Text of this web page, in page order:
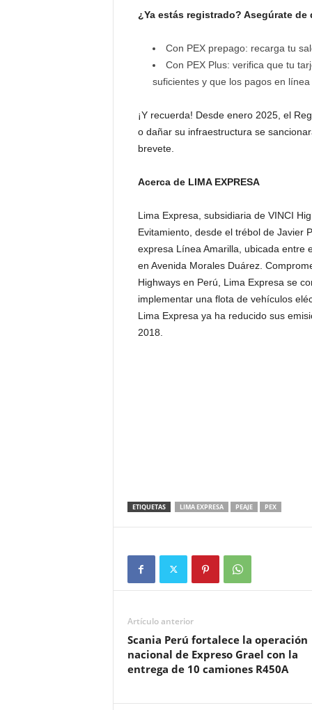
¿Ya estás registrado? Asegúrate
Con PEX prepago: recarga tu
Con PEX Plus: verifica que tu
suficientes y que los pagos en
¡Y recuerda! Desde enero 2025, el
o dañar su infraestructura se
brevete.
Acerca de LIMA EXPRESA
Lima Expresa, subsidiaria de VINCI
Evitamiento, desde el trébol de Javier
expresa Línea Amarilla, ubicada entre
en Avenida Morales Duárez.
Highways en Perú, Lima Expresa se
implementar una flota de vehículos
Lima Expresa ya ha reducido sus
2018.
ETIQUETAS LIMA EXPRESA PEAJE PEX
Artículo anterior
Scania Perú fortalece la operación
nacional de Expreso Grael con la
entrega de 10 camiones R450A